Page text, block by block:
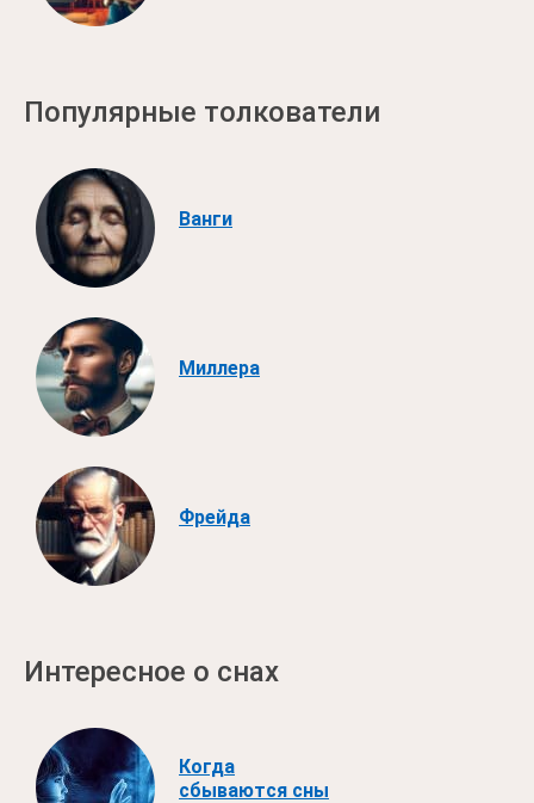
Популярные толкователи
Ванги
Миллера
Фрейда
Интересное о снах
Когда
сбываются сны